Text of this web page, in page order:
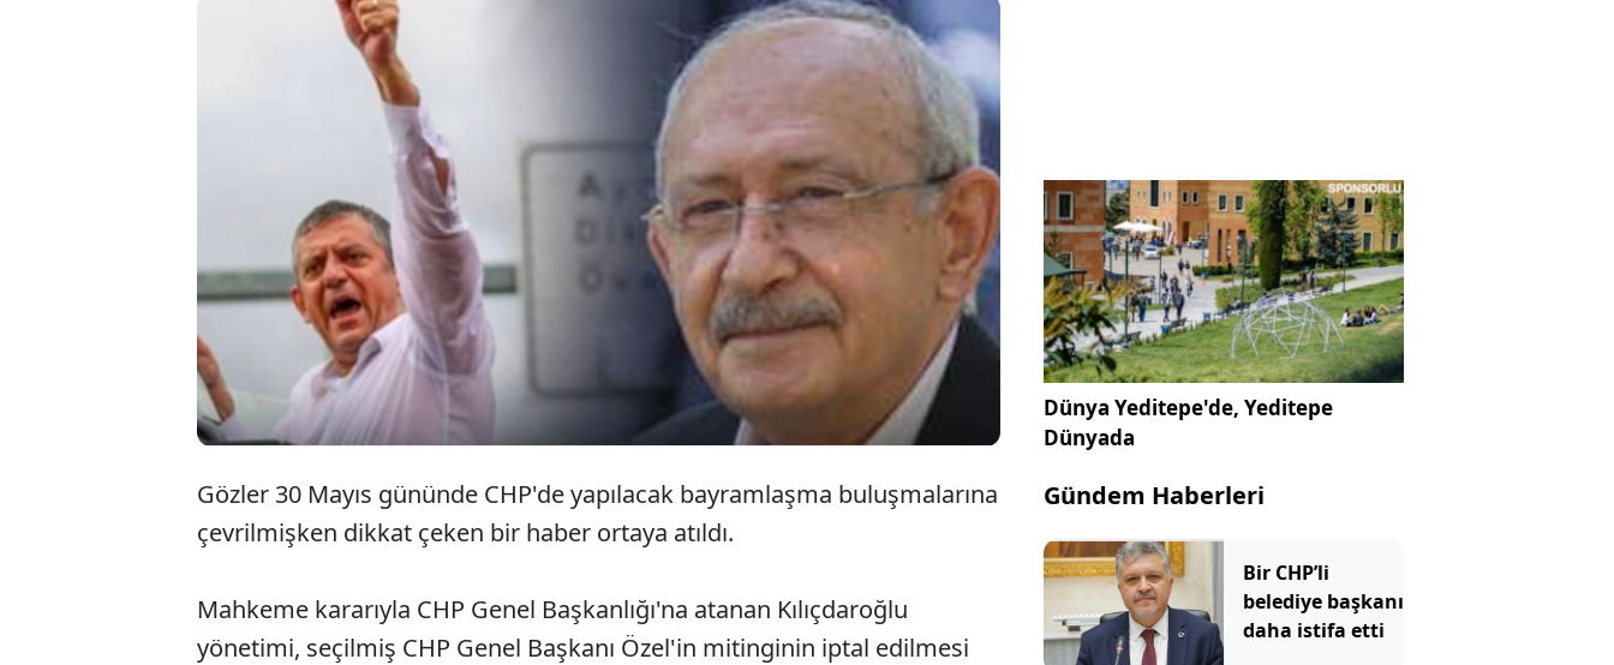
İktidara yakın gazeteci Fatih Atik, mahkeme kararıyla CHP Genel
Başkanlığına atanan Kemal Kılıçdaroğlu'nun, seçilmiş CHP lideri
Özgür Özel'in Güvenpark'ta düzenleyeceği mitingin iptali için
Ankara Valiliğine başvurduğunu iddia etti. Kılıçdaroğlu kanadı
iddiayı yalanladı
Gözler 30 Mayıs gününde CHP'de yapılacak bayramlaşma buluşmalarına
çevrilmişken dikkat çeken bir haber ortaya atıldı.
Mahkeme kararıyla CHP Genel Başkanlığı'na atanan Kılıçdaroğlu
yönetimi, seçilmiş CHP Genel Başkanı Özel'in mitinginin iptal edilmesi
Dünya Yeditepe'de, Yeditepe
Dünyada
Gündem Haberleri
Bir CHP’li
belediye başkanı
daha istifa etti